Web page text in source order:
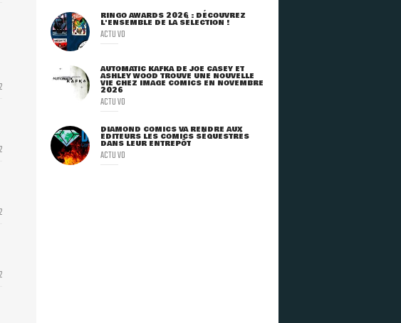
RINGO AWARDS 2026 : DÉCOUVREZ
L'ENSEMBLE DE LA SÉLECTION !
ACTU VO
AUTOMATIC KAFKA DE JOE CASEY ET
ASHLEY WOOD TROUVE UNE NOUVELLE
VIE CHEZ IMAGE COMICS EN NOVEMBRE
2026
ACTU VO
DIAMOND COMICS VA RENDRE AUX
ÉDITEURS LES COMICS SÉQUESTRÉS
DANS LEUR ENTREPÔT
ACTU VO